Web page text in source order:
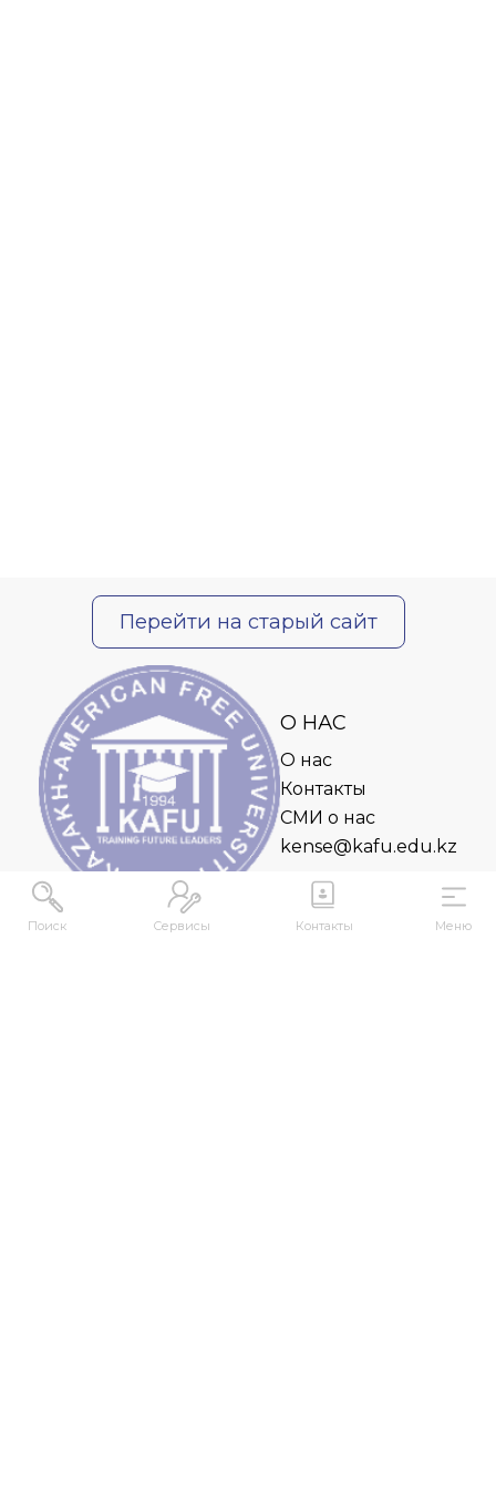
Поиск Сервисы Контакты Меню
Перейти на старый сайт
О НАС
О нас
Контакты
СМИ о нас
kense@kafu.edu.kz